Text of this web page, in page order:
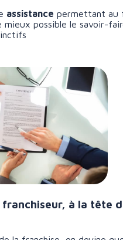
assistance permettant au
mieux possible le savoir-
franchiseur, à la tête